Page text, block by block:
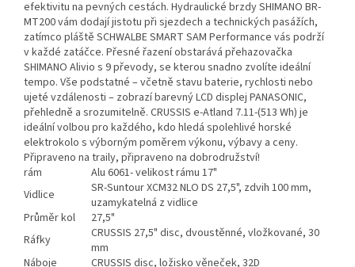
efektivitu na pevných cestách. Hydraulické brzdy SHIMANO BR-
MT200 vám dodají jistotu při sjezdech a technických pasážích,
zatímco pláště SCHWALBE SMART SAM Performance vás podrží
v každé zatáčce. Přesné řazení obstarává přehazovačka
SHIMANO Alivio s 9 převody, se kterou snadno zvolíte ideální
tempo. Vše podstatné – včetně stavu baterie, rychlosti nebo
ujeté vzdálenosti – zobrazí barevný LCD displej PANASONIC,
přehledně a srozumitelně. CRUSSIS e-Atland 7.11-(513 Wh) je
ideální volbou pro každého, kdo hledá spolehlivé horské
elektrokolo s výborným poměrem výkonu, výbavy a ceny.
Připraveno na traily, připraveno na dobrodružství!
rám
Alu 6061- velikost rámu 17"
Vidlice
SR-Suntour XCM32 NLO DS 27,5", zdvih 100 mm,
uzamykatelná z vidlice
Průměr kol
27,5"
Ráfky
CRUSSIS 27,5" disc, dvoustěnné, vložkované, 30
mm
Náboje
CRUSSIS disc, ložisko věneček, 32D